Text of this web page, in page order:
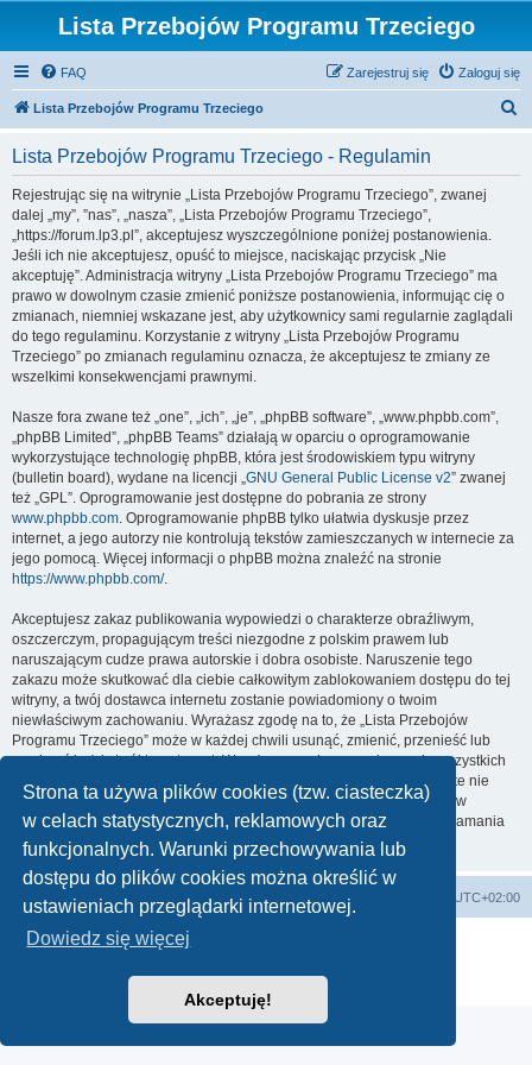
Strona ta używa plików cookies (tzw. ciasteczka)
w celach statystycznych, reklamowych oraz
funkcjonalnych. Warunki przechowywania lub
dostępu do plików cookies można określić w
ustawieniach przeglądarki internetowej.
Dowiedz się więcej
Akceptuję!
Lista Przebojów Programu Trzeciego
FAQ Zaloguj się
Zarejestruj się
Lista Przebojów Programu Trzeciego
Lista Przebojów Programu Trzeciego - Regulamin
Rejestrując się na witrynie „Lista Przebojów Programu Trzeciego”, zwanej
dalej „my”, ”nas”, „nasza”, „Lista Przebojów Programu Trzeciego”,
„https://forum.lp3.pl”, akceptujesz wyszczególnione poniżej postanowienia.
Jeśli ich nie akceptujesz, opuść to miejsce, naciskając przycisk „Nie
akceptuję”. Administracja witryny „Lista Przebojów Programu Trzeciego” ma
prawo w dowolnym czasie zmienić poniższe postanowienia, informując cię o
zmianach, niemniej wskazane jest, aby użytkownicy sami regularnie zaglądali
do tego regulaminu. Korzystanie z witryny „Lista Przebojów Programu
Trzeciego” po zmianach regulaminu oznacza, że akceptujesz te zmiany ze
wszelkimi konsekwencjami prawnymi.
Nasze fora zwane też „one”, „ich”, „je”, „phpBB software”, „www.phpbb.com”,
„phpBB Limited”, „phpBB Teams” działają w oparciu o oprogramowanie
wykorzystujące technologię phpBB, która jest środowiskiem typu witryny
(bulletin board), wydane na licencji „GNU General Public License v2” zwanej
też „GPL”. Oprogramowanie jest dostępne do pobrania ze strony
www.phpbb.com. Oprogramowanie phpBB tylko ułatwia dyskusje przez
internet, a jego autorzy nie kontrolują tekstów zamieszczanych w internecie za
jego pomocą. Więcej informacji o phpBB można znaleźć na stronie
https://www.phpbb.com/.
Akceptujesz zakaz publikowania wypowiedzi o charakterze obraźliwym,
oszczerczym, propagującym treści niezgodne z polskim prawem lub
naruszającym cudze prawa autorskie i dobra osobiste. Naruszenie tego
zakazu może skutkować dla ciebie całkowitym zablokowaniem dostępu do tej
witryny, a twój dostawca internetu zostanie powiadomiony o twoim
niewłaściwym zachowaniu. Wyrażasz zgodę na to, że „Lista Przebojów
Programu Trzeciego” może w każdej chwili usunąć, zmienić, przenieść lub
zamknąć każdy twój temat, post. Wyrażasz zgodę na zapisywanie wszystkich
podanych przez ciebie informacji w naszej bazie danych. Informacje te nie
będą przekazywane nikomu bez twojej zgody, ale ani „Lista Przebojów
Programu Trzeciego”, ani phpBB nie ponosi odpowiedzialności za włamania
do witryny, podczas których może dojść do kradzieży danych.
Lista Przebojów Programu Trzeciego UTC+02:00
Technologię dostarcza
Zasady ochrony danych osobowych